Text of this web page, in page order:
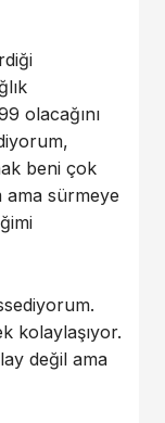
olacağını
beni çok
ama sürmeye
kolaylaşıyor.
değil ama